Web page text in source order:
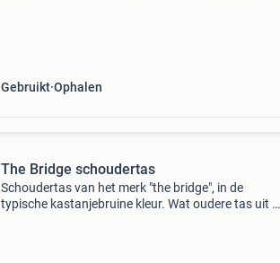
Gebruikt Ophalen
The Bridge schoudertas
Schoudertas van het merk "the bridge", in de
typische kastanjebruine kleur. Wat oudere tas uit de